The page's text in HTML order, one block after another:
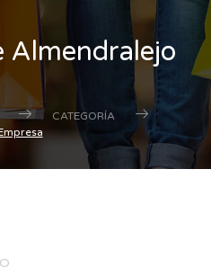
Almendralejo
CATEGORÍA